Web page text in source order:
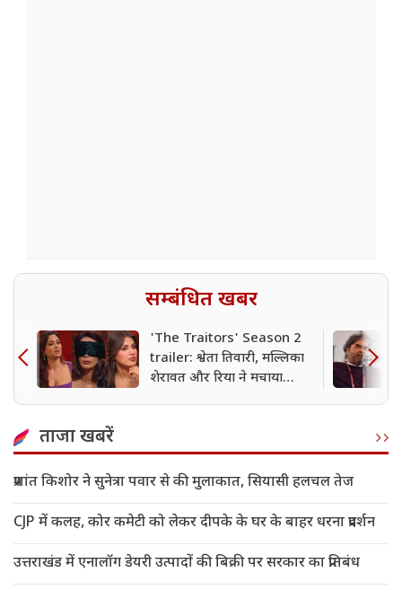
सम्बंधित खबर
'The Traitors' Season 2
trailer: श्वेता तिवारी, मल्लिका
शेरावत और रिया ने मचाया
ताजा खबरें
प्रशांत किशोर ने सुनेत्रा पवार से की मुलाकात, सियासी हलचल तेज
CJP में कलह, कोर कमेटी को लेकर दीपके के घर के बाहर धरना प्रदर्शन
उत्तराखंड में एनालॉग डेयरी उत्पादों की बिक्री पर सरकार का प्रतिबंध